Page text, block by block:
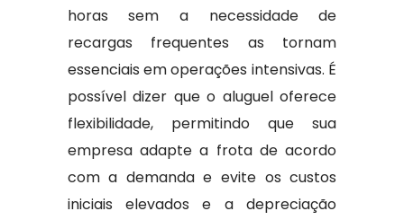
horas sem a necessidade de
recargas frequentes as tornam
essenciais em operações intensivas. É
possível dizer que o aluguel oferece
flexibilidade, permitindo que sua
empresa adapte a frota de acordo
com a demanda e evite os custos
iniciais elevados e a depreciação